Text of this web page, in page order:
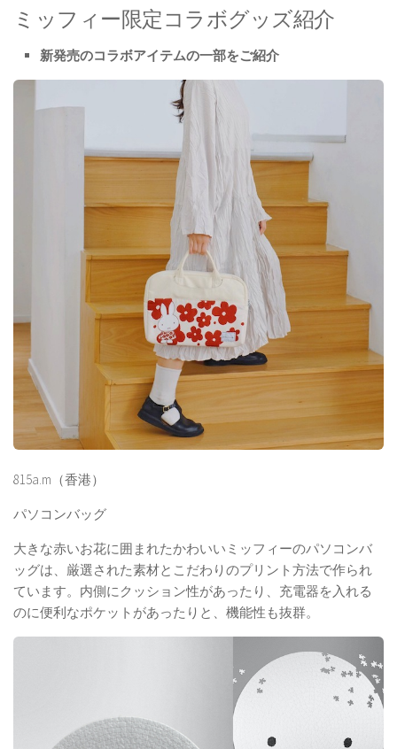
ミッフィー限定コラボグッズ紹介
新発売のコラボアイテムの一部をご紹介
815a.m（香港）
パソコンバッグ
大きな赤いお花に囲まれたかわいいミッフィーのパソコンバ
ッグは、厳選された素材とこだわりのプリント方法で作られ
ています。内側にクッション性があったり、充電器を入れる
のに便利なポケットがあったりと、機能性も抜群。